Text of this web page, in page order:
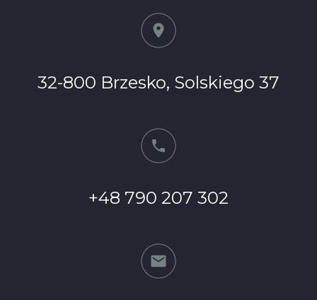
32-800 Brzesko, Solskiego 37
+48 790 207 302